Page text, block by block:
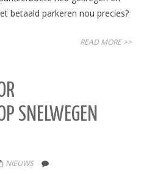
betaald parkeren nou precies?
READ MORE >>
SNELWEGEN
NIEUWS